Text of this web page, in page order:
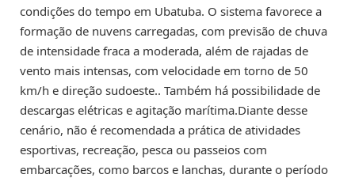
condições do tempo em Ubatuba. O sistema favorece a
formação de nuvens carregadas, com previsão de chuva
de intensidade fraca a moderada, além de rajadas de
vento mais intensas, com velocidade em torno de 50
km/h e direção sudoeste.. Também há possibilidade de
descargas elétricas e agitação marítima.Diante desse
cenário, não é recomendada a prática de atividades
esportivas, recreação, pesca ou passeios com
embarcações, como barcos e lanchas, durante o período